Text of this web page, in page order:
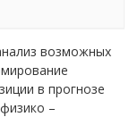
возможных
в прогнозе
–